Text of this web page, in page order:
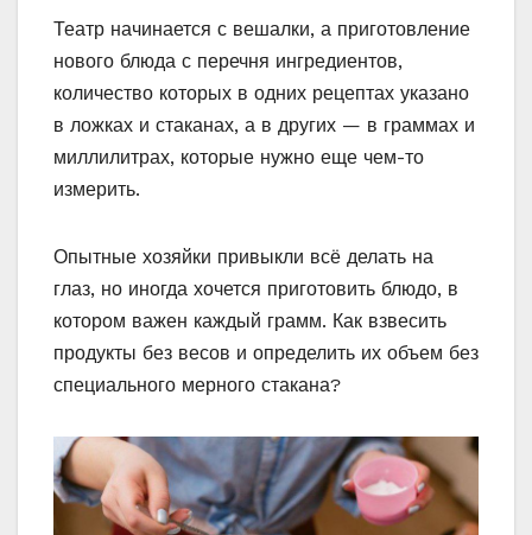
Театр начинается с вешалки, а приготовление
нового блюда с перечня ингредиентов,
количество которых в одних рецептах указано
в ложках и стаканах, а в других — в граммах и
миллилитрах, которые нужно еще чем-то
измерить.
Опытные хозяйки привыкли всё делать на
глаз, но иногда хочется приготовить блюдо, в
котором важен каждый грамм. Как взвесить
продукты без весов и определить их объем без
специального мерного стакана?